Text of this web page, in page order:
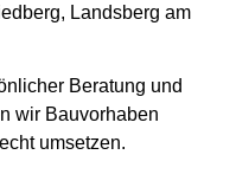
Landsberg am
Beratung und
wir Bauvorhaben
umsetzen.